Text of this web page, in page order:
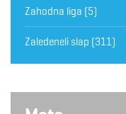
Zahodna liga (5)
Zaledeneli slap (311)